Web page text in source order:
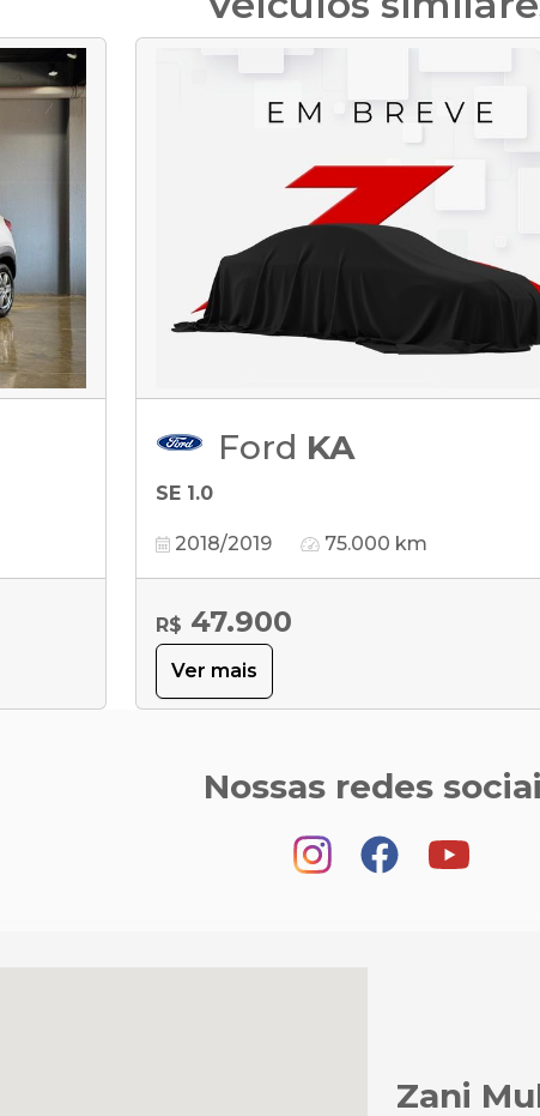
Ford KA
SE 1.0
2018/2019 75.000 km
R$ 47.900
Ver mais
Nossas redes
Zani